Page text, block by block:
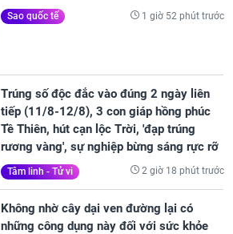
Sao quốc tế 1 giờ 52 phút trước
Trúng số độc đắc vào đúng 2 ngày liên
tiếp (11/8-12/8), 3 con giáp hồng phúc
Tề Thiên, hút cạn lộc Trời, 'đạp trúng
rương vàng', sự nghiệp bừng sáng rực rỡ
Tâm linh - Tử vi 2 giờ 18 phút trước
Không nhờ cây dại ven đường lại có
những công dụng này đối với sức khỏe